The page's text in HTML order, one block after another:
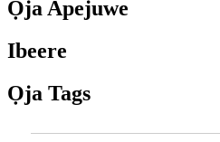
Ọja Apejuwe
Ibeere
Ọja Tags